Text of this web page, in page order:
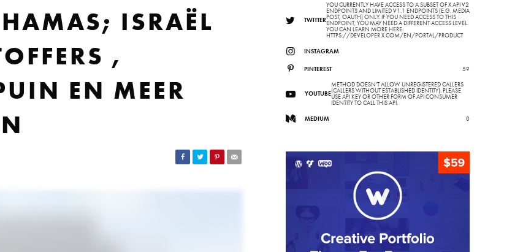
ISRAËL
,
EN MEER
TWITTER
YOU CURRENTLY HAVE ACCESS TO A SUBSET OF X API V2
ENDPOINTS AND LIMITED V1.1 ENDPOINTS (E.G. MEDIA
POST, OAUTH) ONLY. IF YOU NEED ACCESS TO THIS
ENDPOINT, YOU MAY NEED A DIFFERENT ACCESS LEVEL.
YOU CAN LEARN MORE HERE:
HTTPS://DEVELOPER.X.COM/EN/PORTAL/PRODUCT
INSTAGRAM
PINTEREST 59
YOUTUBE
METHOD DOESN'T ALLOW UNREGISTERED CALLERS
(CALLERS WITHOUT ESTABLISHED IDENTITY). PLEASE
USE API KEY OR OTHER FORM OF API CONSUMER
IDENTITY TO CALL THIS API.
MEDIUM
0